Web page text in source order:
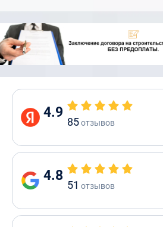
4.9
85отзывов
4.8
51 отзывов